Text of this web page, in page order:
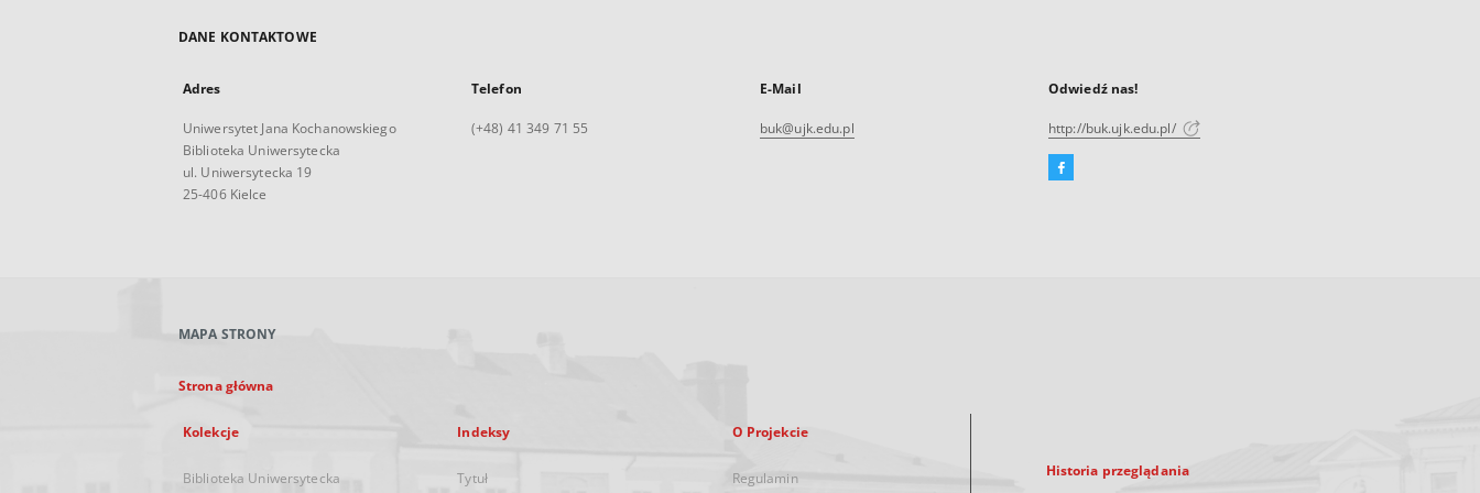
DANE KONTAKTOWE
Adres
Uniwersytet Jana Kochanowskiego
Biblioteka Uniwersytecka
ul. Uniwersytecka 19
25-406 Kielce
Telefon
(+48) 41 349 71 55
E-Mail
buk@ujk.edu.pl
Odwiedź nas!
http://buk.ujk.edu.pl/
Facebook
MAPA STRONY
Strona główna
Kolekcje
Biblioteka Uniwersytecka
Indeksy
Tytuł
O Projekcie
Regulamin Historia przeglądania